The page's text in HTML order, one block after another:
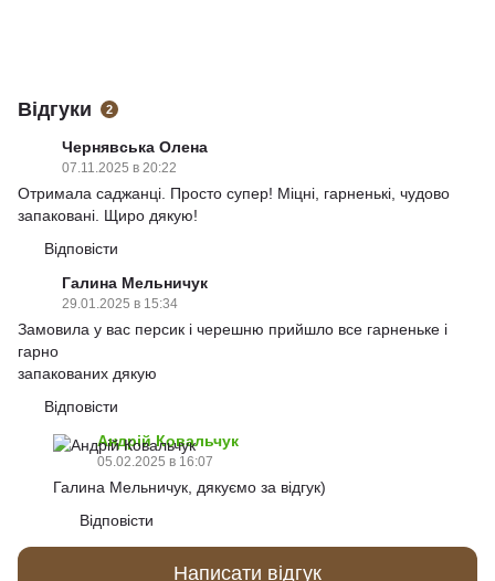
Відгуки 2
Чернявська Олена
07.11.2025 в 20:22
Отримала саджанці. Просто супер! Міцні, гарненькі, чудово
запаковані. Щиро дякую!
Відповісти
Галина Мельничук
29.01.2025 в 15:34
Замовила у вас персик і черешню прийшло все гарненьке і
гарно
запакованих дякую
Відповісти
Андрій Ковальчук
05.02.2025 в 16:07
Галина Мельничук, дякуємо за відгук)
Відповісти
Написати відгук